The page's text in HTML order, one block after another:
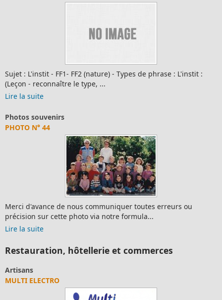
Sujet : L'instit - FF1- FF2 (nature) - Types de phrase : L'instit :
(Leçon - reconnaître le type, ...
Lire la suite
Photos souvenirs
PHOTO N° 44
Merci d'avance de nous communiquer toutes erreurs ou
précision sur cette photo via notre formula...
Lire la suite
Restauration, hôtellerie et commerces
Artisans
MULTI ELECTRO